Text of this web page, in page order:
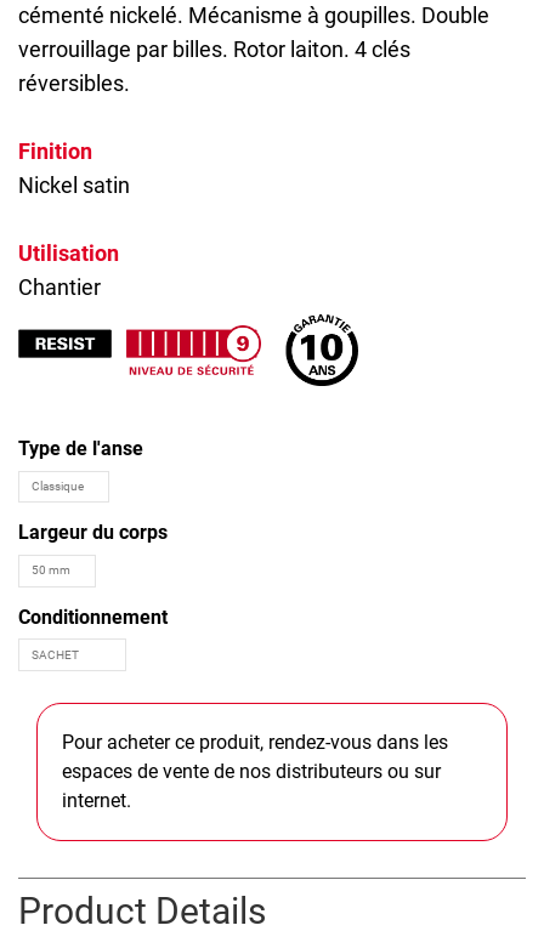
cémenté nickelé. Mécanisme à goupilles. Double
verrouillage par billes. Rotor laiton. 4 clés
réversibles.
Finition
Nickel satin
Utilisation
Chantier
Type de l'anse
Largeur du corps
Conditionnement
Pour acheter ce produit, rendez-vous dans les
espaces de vente de nos distributeurs ou sur
internet.
Product Details